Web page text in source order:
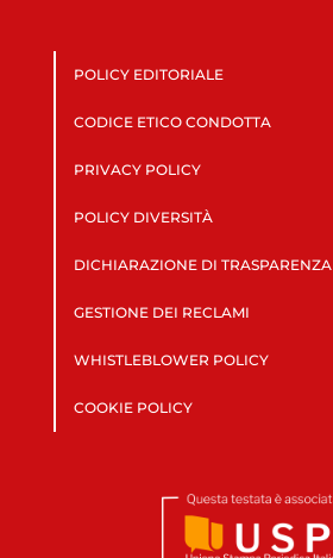
POLICY EDITORIALE
CODICE ETICO CONDOTTA
PRIVACY POLICY
POLICY DIVERSITÀ
DICHIARAZIONE DI TRASPARENZA
GESTIONE DEI RECLAMI
WHISTLEBLOWER POLICY
COOKIE POLICY